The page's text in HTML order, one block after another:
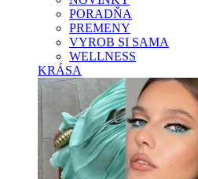
PORADŇA
PREMENY
VYROB SI SAMA
WELLNESS
KRÁSA